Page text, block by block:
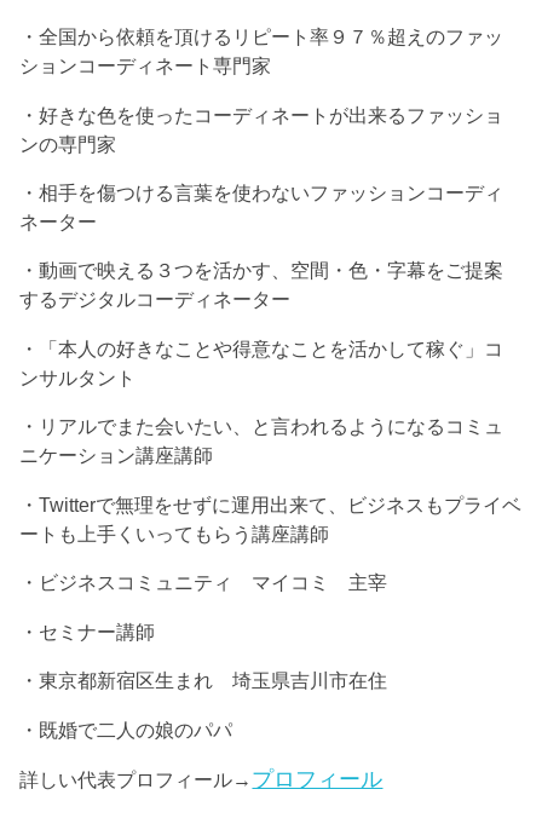
・全国から依頼を頂けるリピート率９７％超えのファッ
ションコーディネート専門家
・好きな色を使ったコーディネートが出来るファッショ
ンの専門家
・相手を傷つける言葉を使わないファッションコーディ
ネーター
・動画で映える３つを活かす、空間・色・字幕をご提案
するデジタルコーディネーター
・「本人の好きなことや得意なことを活かして稼ぐ」コ
ンサルタント
・リアルでまた会いたい、と言われるようになるコミュ
ニケーション講座講師
・Twitterで無理をせずに運用出来て、ビジネスもプライベ
ートも上手くいってもらう講座講師
・ビジネスコミュニティ マイコミ 主宰
・セミナー講師
・東京都新宿区生まれ 埼玉県吉川市在住
・既婚で二人の娘のパパ
詳しい代表プロフィール→ プロフィール